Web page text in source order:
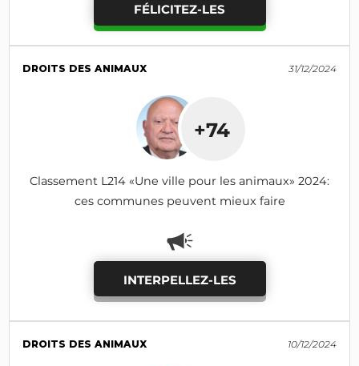
FÉLICITEZ-LES
DROITS DES ANIMAUX 31/12/2024
+74
Classement L214 «Une ville pour les animaux» 2024:
ces communes peuvent mieux faire
INTERPELLEZ-LES
DROITS DES ANIMAUX 10/12/2024